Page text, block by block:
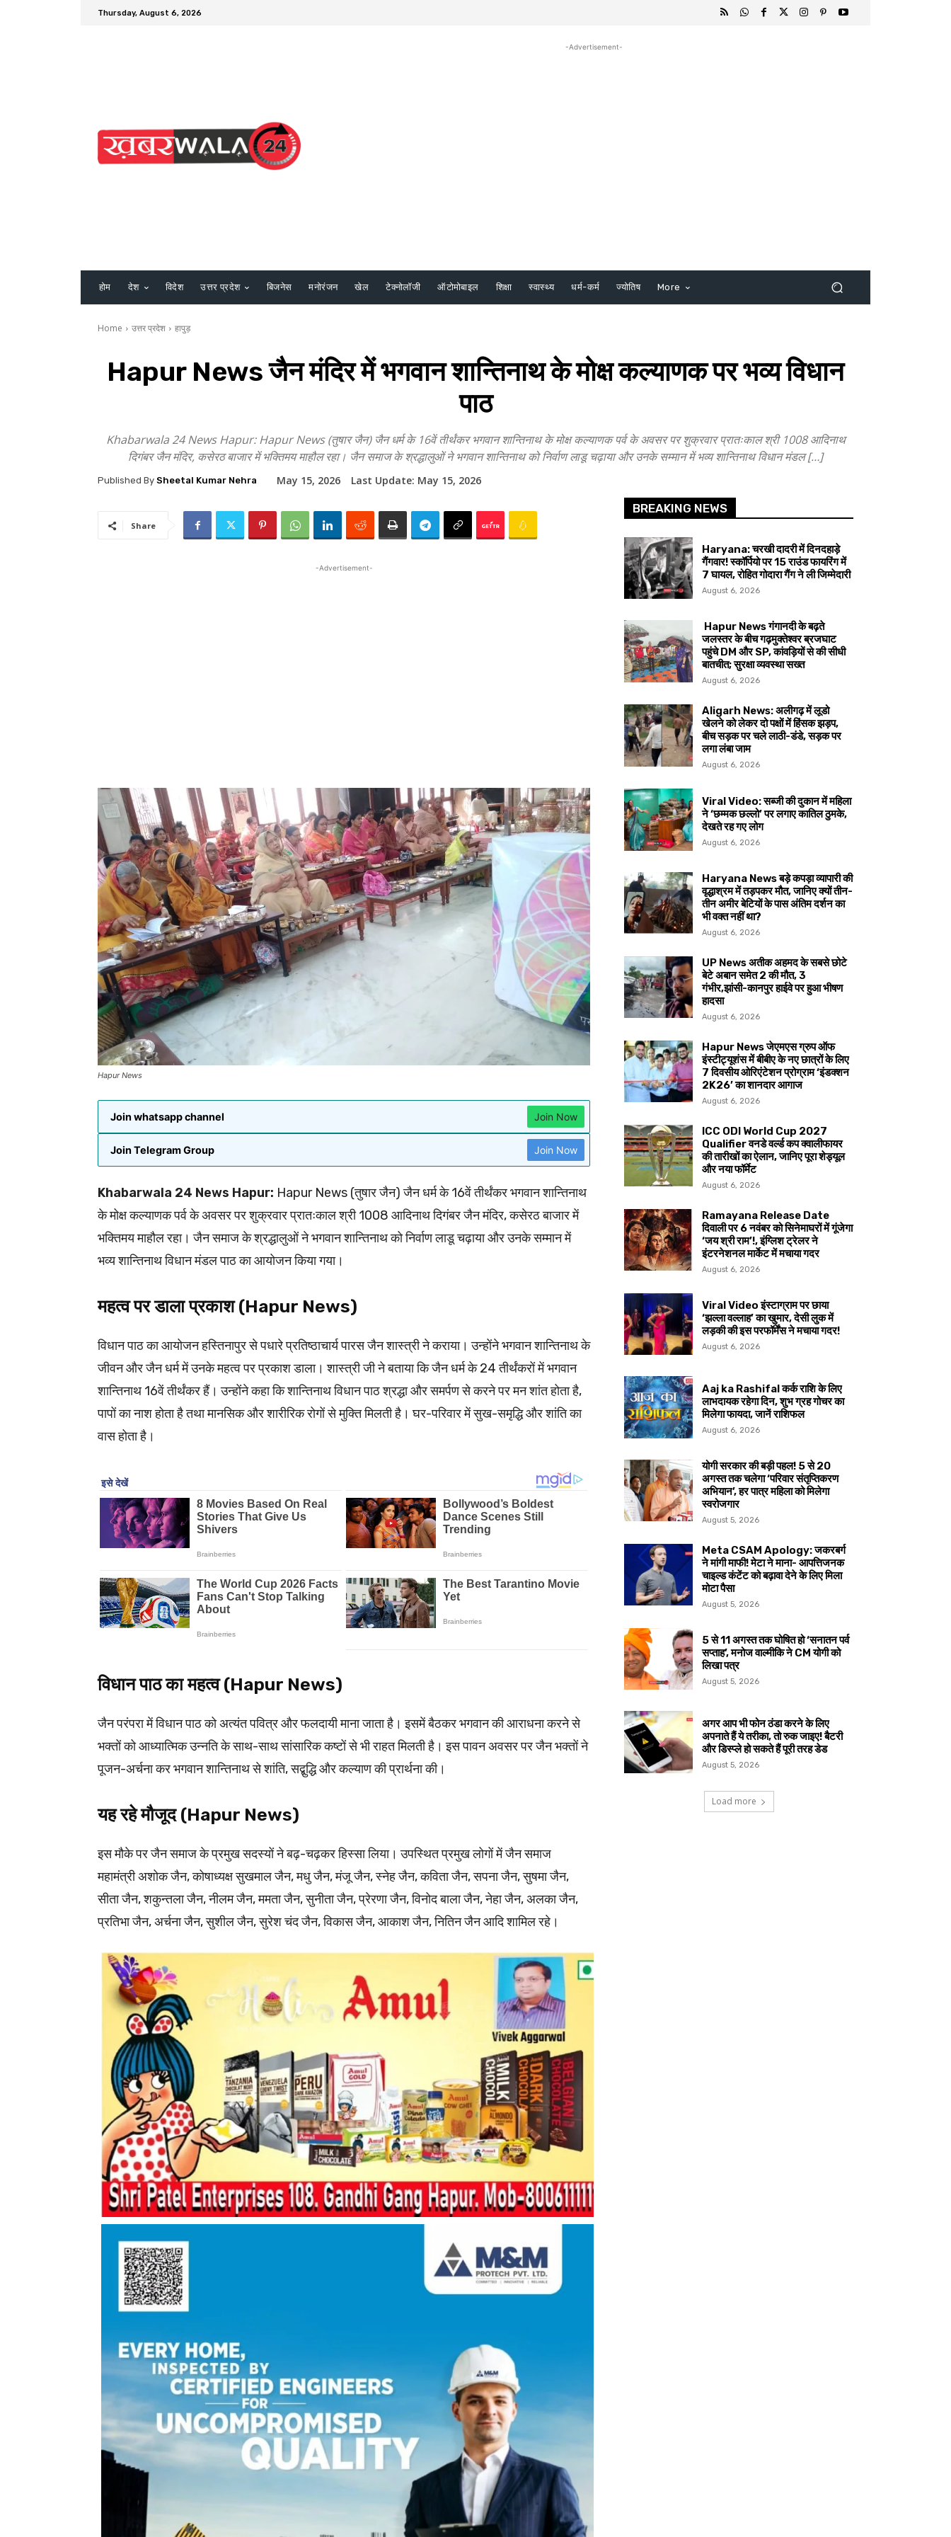
Thursday, August 6, 2026
-Advertisement-
होम देश विदेश उत्तर प्रदेश बिजनेस मनोरंजन खेल टेक्नोलॉजी ऑटोमोबाइल शिक्षा स्वास्थ्य धर्म-कर्म ज्योतिष More
Home उत्तर प्रदेश हापुड़
Hapur News जैन मंदिर में भगवान शान्तिनाथ के मोक्ष कल्याणक पर भव्य विधान
पाठ
Khabarwala 24 News Hapur: Hapur News (तुषार जैन) जैन धर्म के 16वें तीर्थंकर भगवान शान्तिनाथ के मोक्ष कल्याणक पर्व के अवसर पर शुक्रवार प्रातःकाल श्री 1008 आदिनाथ
दिगंबर जैन मंदिर, कसेरठ बाजार में भक्तिमय माहौल रहा। जैन समाज के श्रद्धालुओं ने भगवान शान्तिनाथ को निर्वाण लाडू चढ़ाया और उनके सम्मान में भव्य शान्तिनाथ विधान मंडल […]
Published By Sheetal Kumar Nehra May 15, 2026 Last Update: May 15, 2026
Share
-Advertisement-
Hapur News
Join whatsapp channel Join Now
Join Telegram Group Join Now
Khabarwala 24 News Hapur: Hapur News (तुषार जैन) जैन धर्म के 16वें तीर्थंकर भगवान शान्तिनाथ
के मोक्ष कल्याणक पर्व के अवसर पर शुक्रवार प्रातःकाल श्री 1008 आदिनाथ दिगंबर जैन मंदिर, कसेरठ बाजार में
भक्तिमय माहौल रहा। जैन समाज के श्रद्धालुओं ने भगवान शान्तिनाथ को निर्वाण लाडू चढ़ाया और उनके सम्मान में
भव्य शान्तिनाथ विधान मंडल पाठ का आयोजन किया गया।
महत्व पर डाला प्रकाश (Hapur News)
विधान पाठ का आयोजन हस्तिनापुर से पधारे प्रतिष्ठाचार्य पारस जैन शास्त्री ने कराया। उन्होंने भगवान शान्तिनाथ के
जीवन और जैन धर्म में उनके महत्व पर प्रकाश डाला। शास्त्री जी ने बताया कि जैन धर्म के 24 तीर्थंकरों में भगवान
शान्तिनाथ 16वें तीर्थंकर हैं। उन्होंने कहा कि शान्तिनाथ विधान पाठ श्रद्धा और समर्पण से करने पर मन शांत होता है,
पापों का नाश होता है तथा मानसिक और शारीरिक रोगों से मुक्ति मिलती है। घर-परिवार में सुख-समृद्धि और शांति का
वास होता है।
विधान पाठ का महत्व (Hapur News)
जैन परंपरा में विधान पाठ को अत्यंत पवित्र और फलदायी माना जाता है। इसमें बैठकर भगवान की आराधना करने से
भक्तों को आध्यात्मिक उन्नति के साथ-साथ सांसारिक कष्टों से भी राहत मिलती है। इस पावन अवसर पर जैन भक्तों ने
पूजन-अर्चना कर भगवान शान्तिनाथ से शांति, सद्बुद्धि और कल्याण की प्रार्थना की।
यह रहे मौजूद (Hapur News)
इस मौके पर जैन समाज के प्रमुख सदस्यों ने बढ़-चढ़कर हिस्सा लिया। उपस्थित प्रमुख लोगों में जैन समाज
महामंत्री अशोक जैन, कोषाध्यक्ष सुखमाल जैन, मधु जैन, मंजू जैन, स्नेह जैन, कविता जैन, सपना जैन, सुषमा जैन,
सीता जैन, शकुन्तला जैन, नीलम जैन, ममता जैन, सुनीता जैन, प्रेरणा जैन, विनोद बाला जैन, नेहा जैन, अलका जैन,
प्रतिभा जैन, अर्चना जैन, सुशील जैन, सुरेश चंद जैन, विकास जैन, आकाश जैन, नितिन जैन आदि शामिल रहे।
BREAKING NEWS
Haryana: चरखी दादरी में दिनदहाड़े
गैंगवार! स्कॉर्पियो पर 15 राउंड फायरिंग में
7 घायल, रोहित गोदारा गैंग ने ली जिम्मेदारी
August 6, 2026
Hapur News गंगानदी के बढ़ते
जलस्तर के बीच गढ़मुक्तेश्वर ब्रजघाट
पहुंचे DM और SP, कांवड़ियों से की सीधी
बातचीत; सुरक्षा व्यवस्था सख्त
August 6, 2026
Aligarh News: अलीगढ़ में लूडो
खेलने को लेकर दो पक्षों में हिंसक झड़प,
बीच सड़क पर चले लाठी-डंडे, सड़क पर
लगा लंबा जाम
August 6, 2026
Viral Video: सब्जी की दुकान में महिला
ने ‘छम्मक छल्लो’ पर लगाए कातिल ठुमके,
देखते रह गए लोग
August 6, 2026
Haryana News बड़े कपड़ा व्यापारी की
वृद्धाश्रम में तड़पकर मौत, जानिए क्यों तीन-
तीन अमीर बेटियों के पास अंतिम दर्शन का
भी वक्त नहीं था?
August 6, 2026
UP News अतीक अहमद के सबसे छोटे
बेटे अबान समेत 2 की मौत, 3
गंभीर,झांसी-कानपुर हाईवे पर हुआ भीषण
हादसा
August 6, 2026
Hapur News जेएमएस ग्रुप ऑफ
इंस्टीट्यूशंस में बीबीए के नए छात्रों के लिए
7 दिवसीय ओरिएंटेशन प्रोग्राम ‘इंडक्शन
2K26’ का शानदार आगाज
August 6, 2026
ICC ODI World Cup 2027
Qualifier वनडे वर्ल्ड कप क्वालीफायर
की तारीखों का ऐलान, जानिए पूरा शेड्यूल
और नया फॉर्मेट
August 6, 2026
Ramayana Release Date
दिवाली पर 6 नवंबर को सिनेमाघरों में गूंजेगा
‘जय श्री राम’!, इंग्लिश ट्रेलर ने
इंटरनेशनल मार्केट में मचाया गदर
August 6, 2026
Viral Video इंस्टाग्राम पर छाया
‘झल्ला वल्लाह’ का खुमार, देसी लुक में
लड़की की इस परफॉर्मेंस ने मचाया गदर!
August 6, 2026
Aaj ka Rashifal कर्क राशि के लिए
लाभदायक रहेगा दिन, शुभ ग्रह गोचर का
मिलेगा फायदा, जानें राशिफल
August 6, 2026
योगी सरकार की बड़ी पहल! 5 से 20
अगस्त तक चलेगा ‘परिवार संतृप्तिकरण
अभियान’, हर पात्र महिला को मिलेगा
स्वरोजगार
August 5, 2026
Meta CSAM Apology: जकरबर्ग
ने मांगी माफी! मेटा ने माना- आपत्तिजनक
चाइल्ड कंटेंट को बढ़ावा देने के लिए मिला
मोटा पैसा
August 5, 2026
5 से 11 अगस्त तक घोषित हो ‘सनातन पर्व
सप्ताह’, मनोज वाल्मीकि ने CM योगी को
लिखा पत्र
August 5, 2026
अगर आप भी फोन ठंडा करने के लिए
अपनाते हैं ये तरीका, तो रुक जाइए! बैटरी
और डिस्प्ले हो सकते हैं पूरी तरह डेड
August 5, 2026
Load more